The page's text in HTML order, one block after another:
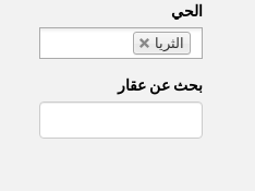
الحي
الثريا
بحث عن عقار